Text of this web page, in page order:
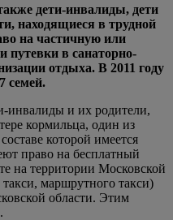
дети-инвалиды, дети
находящиеся в трудной
на частичную или
путевки в санаторно-
отдыха. В 2011 году
семей.
инвалиды и их родители,
кормильца, один из
которой имеется
право на бесплатный
на территории Московской
маршрутного такси)
области. Этим